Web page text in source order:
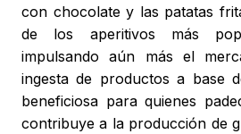
con chocolate y las patatas
de los aperitivos más
impulsando aún más el
ingesta de productos a base
beneficiosa para quienes
contribuye a la producción de